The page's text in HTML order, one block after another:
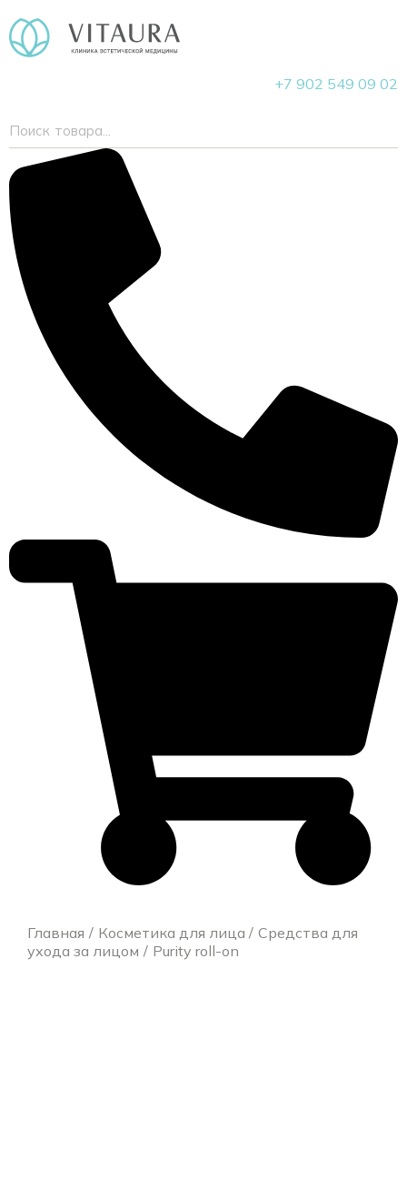
+7 902 549 09 02
Главная Косметика для лица
Средства для
ухода за лицом
Purity roll-on